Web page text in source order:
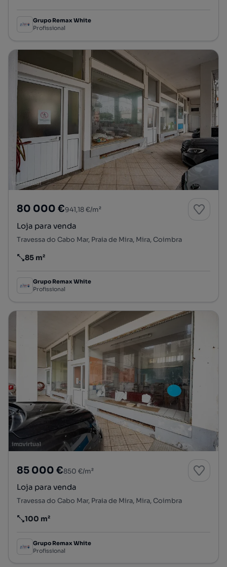
Grupo Remax White
Profissional
80 000 €941,18 €/m²
Loja para venda
Travessa do Cabo Mar, Praia de Mira, Mira, Coimbra
Preço por metro quadrado
85 m²
Grupo Remax White
Profissional
85 000 €850 €/m²
Loja para venda
Travessa do Cabo Mar, Praia de Mira, Mira, Coimbra
Preço por metro quadrado
100 m²
Grupo Remax White
Profissional